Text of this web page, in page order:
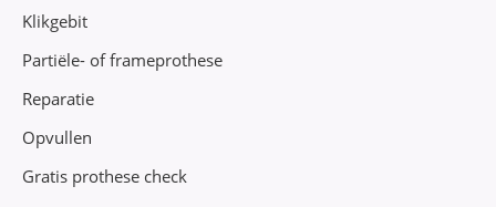
Klikgebit
Partiële- of frameprothese
Reparatie
Opvullen
Gratis prothese check